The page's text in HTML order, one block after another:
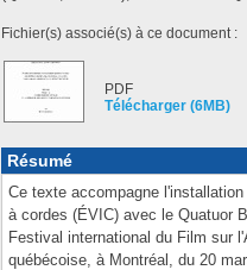
Fichier(s) associé(s) à ce document :
PDF
Télécharger (6MB)
Résumé
Ce texte accompagne
à cordes (ÉVIC) avec le Quatuor
Festival international du Film sur
québécoise, à Montréal, du 20